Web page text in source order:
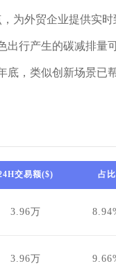
为外贸企业提供实
行产生的碳减排量
，类似创新场景已
交易额($) 占比
3.96万
3.96万